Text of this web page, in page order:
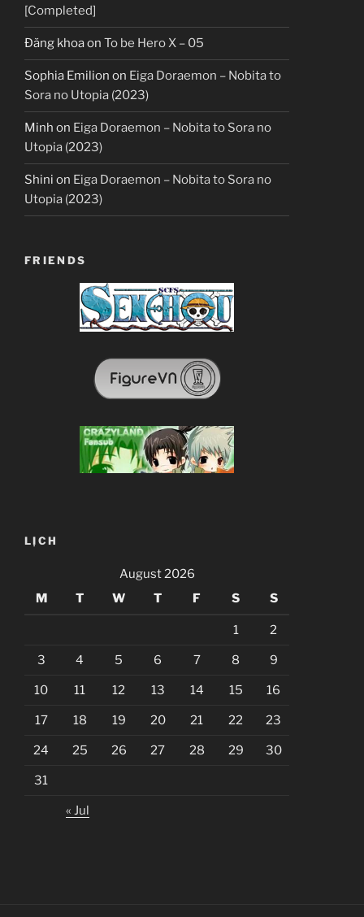
[Completed]
Đăng khoaon To be Hero X – 05
Sophia Emilion on Eiga Doraemon – Nobita to
Sora no Utopia (2023)
Minh on Eiga Doraemon – Nobita to Sora no
Utopia (2023)
Shini on Eiga Doraemon – Nobita to Sora no
Utopia (2023)
FRIENDS
LỊCH
August 2026
M
T W T F S S
1 2
3 4 5 6 7 8 9
10 11 12 13 14 15 16
17 18 19 20 21 22 23
24 25 26 27 28 29 30
31
« Jul